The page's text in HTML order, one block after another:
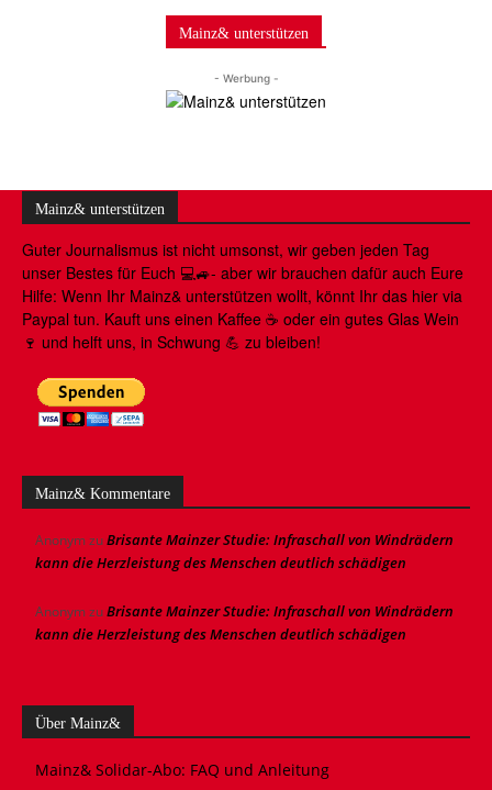
Mainz& unterstützen
- Werbung -
Mainz& unterstützen
Guter Journalismus ist nicht umsonst, wir geben jeden Tag
unser Bestes für Euch 💻🚙- aber wir brauchen dafür auch Eure
Hilfe: Wenn Ihr Mainz& unterstützen wollt, könnt Ihr das hier via
Paypal tun. Kauft uns einen Kaffee ☕️ oder ein gutes Glas Wein
🍷 und helft uns, in Schwung 💪 zu bleiben!
Mainz& Kommentare
AnonymzuBrisante Mainzer Studie: Infraschall von Windrädern
kann die Herzleistung des Menschen deutlich schädigen
AnonymzuBrisante Mainzer Studie: Infraschall von Windrädern
kann die Herzleistung des Menschen deutlich schädigen
Über Mainz&
Mainz& Solidar-Abo: FAQ und Anleitung